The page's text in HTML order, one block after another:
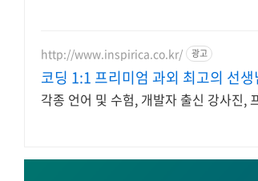
http://www.inspirica.co.kr/ 광고
코딩 1:1 프리미엄 과외 최고의 선
각종 언어 및 수험, 개발자 출신 강사진,